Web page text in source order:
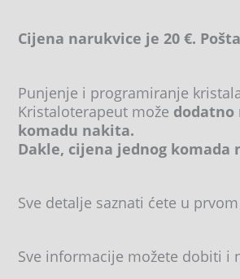
Cijena narukvice je 20 €.
Punjenje i programiranje
Kristaloterapeut može
komadu nakita.
Dakle, cijena jednog
Sve detalje saznati ćete u
Sve informacije možete dobiti i